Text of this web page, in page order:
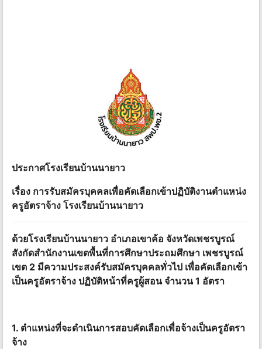
ประกาศโรงเรียนบ้านนายาว
เรื่อง การรับสมัครบุคคลเพื่อคัดเลือกเข้าปฏิบัติงานตําแหน่ง
ครูอัตราจ้าง โรงเรียนบ้านนายาว
ด้วยโรงเรียนบ้านนายาว อําเภอเขาค้อ จังหวัดเพชรบูรณ์
สังกัดสํานักงานเขตพื้นที่การศึกษาประถมศึกษา เพชรบูรณ์
เขต 2 มีความประสงค์รับสมัครบุคคลทั่วไป เพื่อคัดเลือกเข้า
เป็นครูอัตราจ้าง ปฏิบัติหน้าที่ครูผู้สอน จํานวน 1 อัตรา
1. ตําแหน่งที่จะดําเนินการสอบคัดเลือกเพื่อจ้างเป็นครูอัตรา
จ้าง